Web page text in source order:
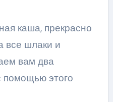
каша, прекрасно
все шлаки и
вам два
помощью этого